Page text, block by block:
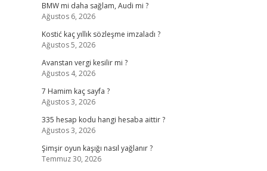
BMW mi daha sağlam, Audi mi ?
Ağustos 6, 2026
Kostić kaç yıllık sözleşme imzaladı ?
Ağustos 5, 2026
Avanstan vergi kesilir mi ?
Ağustos 4, 2026
7 Hamim kaç sayfa ?
Ağustos 3, 2026
335 hesap kodu hangi hesaba aittir ?
Ağustos 3, 2026
Şimşir oyun kaşığı nasıl yağlanır ?
Temmuz 30, 2026